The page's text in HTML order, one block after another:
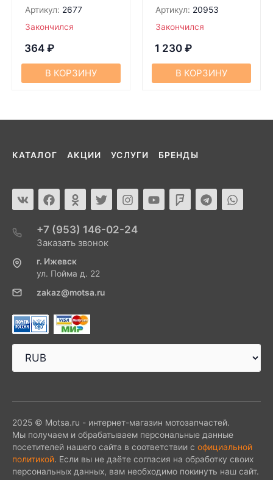
Артикул: 2677
Закончился
364 ₽
В КОРЗИНУ
Артикул: 20953
Закончился
1 230 ₽
В КОРЗИНУ
КАТАЛОГ АКЦИИ УСЛУГИ БРЕНДЫ
+7 (953) 146-02-24
Заказать звонок
г. Ижевск
ул. Пойма д. 22
zakaz@motsa.ru
2025 © Motsa.ru - интернет-магазин мотозапчастей.
Мы получаем и обрабатываем персональные данные
посетителей нашего сайта в соответствии с официальной
политикой. Если вы не даёте согласия на обработку своих
персональных данных, вам необходимо покинуть наш сайт.